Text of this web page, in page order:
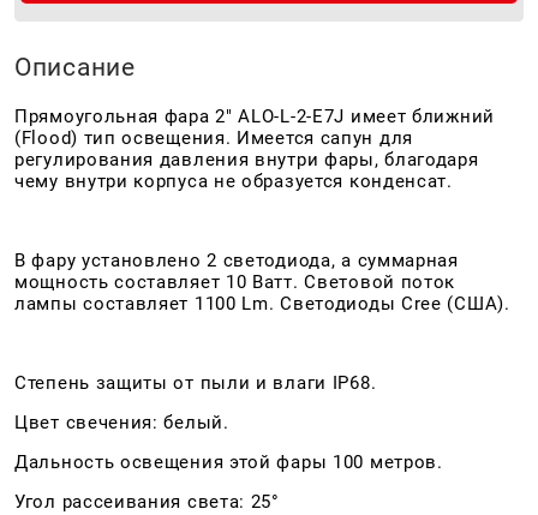
Описание
Прямоугольная фара 2" ALO-L-2-E7J имеет ближний
(Flood) тип освещения. Имеется сапун для
регулирования давления внутри фары, благодаря
чему внутри корпуса не образуется конденсат.
В фару установлено 2 светодиода, а суммарная
мощность составляет 10 Ватт. Световой поток
лампы составляет 1100 Lm. Светодиоды Cree (США).
Степень защиты от пыли и влаги IP68.
Цвет свечения: белый.
Дальность освещения этой фары 100 метров.
Угол рассеивания света: 25°